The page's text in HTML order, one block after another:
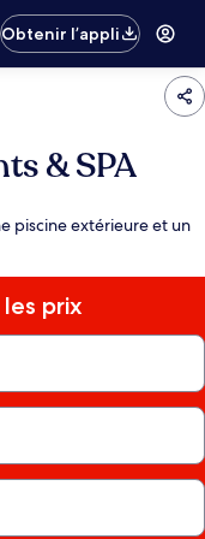
Obtenir l’appli
& SPA
piscine extérieure et un
prix